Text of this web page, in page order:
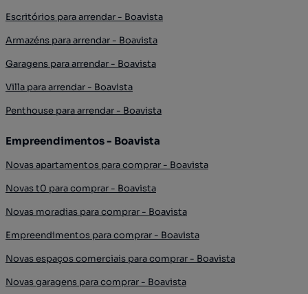
Escritórios para arrendar - Boavista
Armazéns para arrendar - Boavista
Garagens para arrendar - Boavista
Villa para arrendar - Boavista
Penthouse para arrendar - Boavista
Empreendimentos - Boavista
Novas apartamentos para comprar - Boavista
Novas t0 para comprar - Boavista
Novas moradias para comprar - Boavista
Empreendimentos para comprar - Boavista
Novas espaços comerciais para comprar - Boavista
Novas garagens para comprar - Boavista